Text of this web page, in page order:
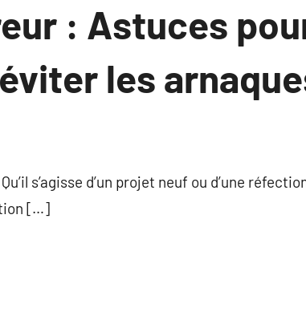
: Astuces
les
s’agisse d’un projet neuf ou d’une
[…]